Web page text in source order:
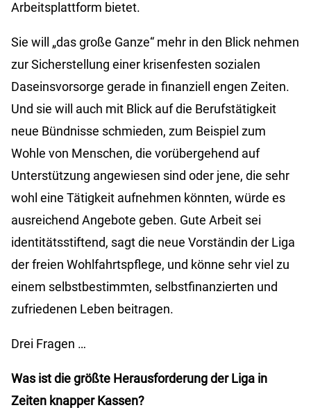
Arbeitsplattform bietet.
Sie will „das große Ganze“ mehr in den Blick nehmen
zur Sicherstellung einer krisenfesten sozialen
Daseinsvorsorge gerade in finanziell engen Zeiten.
Und sie will auch mit Blick auf die Berufstätigkeit
neue Bündnisse schmieden, zum Beispiel zum
Wohle von Menschen, die vorübergehend auf
Unterstützung angewiesen sind oder jene, die sehr
wohl eine Tätigkeit aufnehmen könnten, würde es
ausreichend Angebote geben. Gute Arbeit sei
identitätsstiftend, sagt die neue Vorständin der Liga
der freien Wohlfahrtspflege, und könne sehr viel zu
einem selbstbestimmten, selbstfinanzierten und
zufriedenen Leben beitragen.
Drei Fragen …
Was ist die größte Herausforderung der Liga in
Zeiten knapper Kassen?